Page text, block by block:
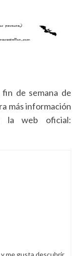
de semana de
más información
la web oficial: